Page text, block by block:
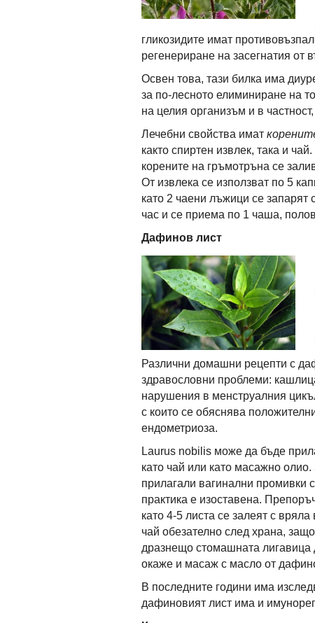
гликозидите имат
регенериране на засегнатия от
Освен това, тази билка има
за по-лесното елиминиране на
на целия организъм и в
Лечебни свойства имат
както спиртен извлек, така и
корените на гръмотръна се
От извлека се използват по 5
като 2 чаени лъжици се
час и се приема по 1 чаша,
Дафинов лист
Различни домашни рецепти с
здравословни проблеми:
нарушения в менструалния
с които се обяснява
ендометриоза.
Laurus nobilis може да бъде
като чай или като масажно
прилагали вагинални промивки
практика е изоставена.
като 4-5 листа се залеят с
чай обезателно след храна,
дразнещо стомашната
окаже и масаж с масло от
В последните години има
дафиновият лист има и